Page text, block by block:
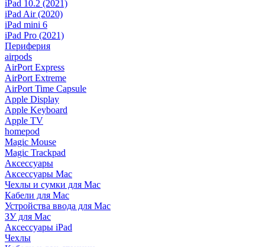
iPad 10.2 (2021)
iPad Air (2020)
iPad mini 6
iPad Pro (2021)
Периферия
airpods
AirPort Express
AirPort Extreme
AirPort Time Capsule
Apple Display
Apple Keyboard
Apple TV
homepod
Magic Mouse
Magic Trackpad
Аксессуары
Аксессуары Mac
Чехлы и сумки для Mac
Кабели для Mac
Устройства ввода для Mac
ЗУ для Mac
Аксессуары iPad
Чехлы